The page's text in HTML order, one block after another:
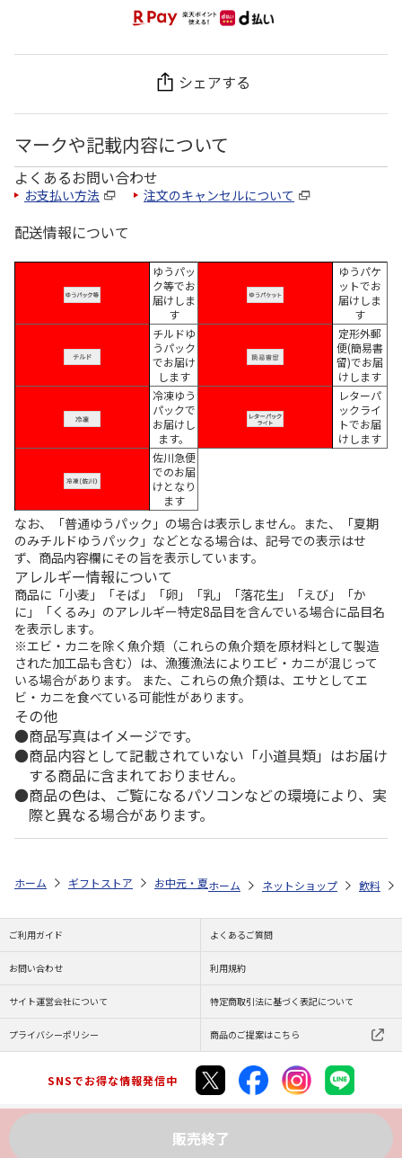
シェアする
マークや記載内容について
よくあるお問い合わせ
お支払い方法 注文のキャンセルについて
配送情報について
ゆうパッ
ク等でお
届けしま
す
ゆうパケ
ットでお
届けしま
す
チルドゆ
うパック
でお届け
します
定形外郵
便(簡易書
留)でお届
けします
冷凍ゆう
パックで
お届けし
ます。
レターパ
ックライ
トでお届
けします
佐川急便
でのお届
けとなり
ます
なお、「普通ゆうパック」の場合は表示しません。また、「夏期
のみチルドゆうパック」などとなる場合は、記号での表示はせ
ず、商品内容欄にその旨を表示しています。
アレルギー情報について
商品に「小麦」「そば」「卵」「乳」「落花生」「えび」「か
に」「くるみ」のアレルギー特定8品目を含んでいる場合に品目名
を表示します。
※エビ・カニを除く魚介類（これらの魚介類を原材料として製造
された加工品も含む）は、漁獲漁法によりエビ・カニが混じって
いる場合があります。 また、これらの魚介類は、エサとしてエ
ビ・カニを食べている可能性があります。
その他
商品写真はイメージです。
商品内容として記載されていない「小道具類」はお届け
する商品に含まれておりません。
商品の色は、ご覧になるパソコンなどの環境により、実
際と異なる場合があります。
販売終了
ホーム ギフトストア お中元・夏ギフト特集 2026 ゆうゆうギフト
ホーム ネットショップ 飲料
ご利用ガイド よくあるご質問
お問い合わせ 利用規約
サイト運営会社について 特定商取引法に基づく表記について
プライバシーポリシー 商品のご提案はこちら
SNSでお得な情報発信中